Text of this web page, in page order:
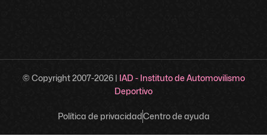
© Copyright 2007-2026| IAD - Instituto de Automovilismo
Deportivo
Política de privacidadCentro de ayuda